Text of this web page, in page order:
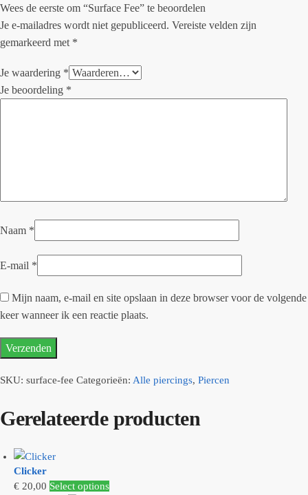
Wees de eerste om “Surface Fee” te beoordelen
Je e-mailadres wordt niet gepubliceerd. Vereiste velden zijn
gemarkeerd met *
Je waardering *
Je beoordeling *
Naam *
E-mail *
Mijn naam, e-mail en site opslaan in deze browser voor de volgende
keer wanneer ik een reactie plaats.
SKU: surface-fee Categorieën: Alle piercings, Piercen
Gerelateerde producten
Clicker
€ 20,00 Select optionsDit